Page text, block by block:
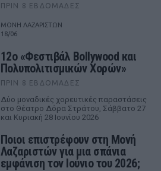
ΠΡΙΝ 8 ΕΒΔΟΜΆΔΕΣ
ΜΟΝΗ ΛΑΖΑΡΙΣΤΩΝ
18/06
12ο «Φεστιβάλ Bollywood και
Πολυπολιτισμικών Χορών»
ΠΡΙΝ 8 ΕΒΔΟΜΆΔΕΣ
Δύο μοναδικές χορευτικές παραστάσεις
στο Θέατρο Δόρα Στράτου, Σάββατο 27
και Κυριακή 28 Ιουνίου 2026
Ποιοι επιστρέφουν στη Μονή
Λαζαριστών για μια σπάνια
εμφάνιση τον Ιούνιο του 2026;